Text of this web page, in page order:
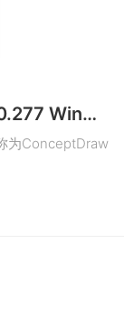
ConceptDraw DIAGRAM v17.0.0.277 Win矢量图设计工具破解版
为ConceptDraw